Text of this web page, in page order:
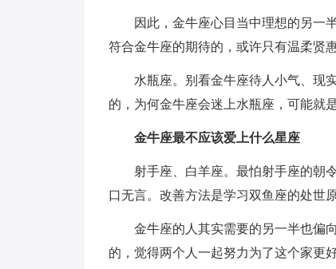
因此，金牛座心目当中理想的另一
符合金牛座的期待的，或许只有温柔贤
水瓶座。别看金牛座待人小气、现
的，为何金牛座会迷上水瓶座，可能就
金牛座最不应该爱上什么星座
射手座、白羊座。最怕射手座的朝
口无言。改善方法是学习双鱼座的处世
金牛座的人其实需要的另一半也偏
的，觉得两个人一起努力为了这个家更